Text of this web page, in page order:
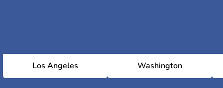
Los Angeles Washington